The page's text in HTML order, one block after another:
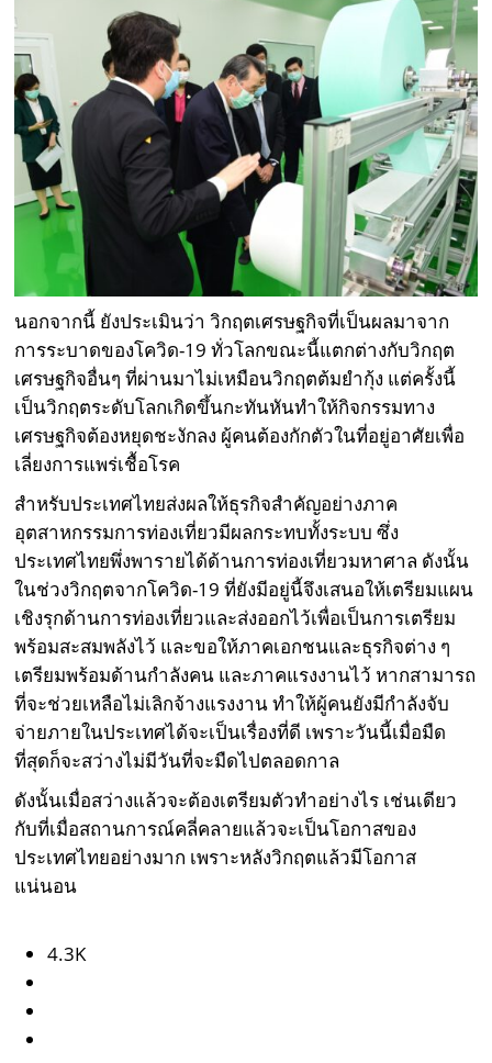
นอกจากนี้ ยังประเมินว่า วิกฤตเศรษฐกิจที่เป็นผลมาจาก
การระบาดของโควิด-19 ทั่วโลกขณะนี้แตกต่างกับวิกฤต
เศรษฐกิจอื่นๆ ที่ผ่านมาไม่เหมือนวิกฤตต้มยำกุ้ง แต่ครั้งนี้
เป็นวิกฤตระดับโลกเกิดขึ้นกะทันหันทำให้กิจกรรมทาง
เศรษฐกิจต้องหยุดชะงักลง ผู้คนต้องกักตัวในที่อยู่อาศัยเพื่อ
เลี่ยงการแพร่เชื้อโรค
สำหรับประเทศไทยส่งผลให้ธุรกิจสำคัญอย่างภาค
อุตสาหกรรมการท่องเที่ยวมีผลกระทบทั้งระบบ ซึ่ง
ประเทศไทยพึ่งพารายได้ด้านการท่องเที่ยวมหาศาล ดังนั้น
ในช่วงวิกฤตจากโควิด-19 ที่ยังมีอยู่นี้จึงเสนอให้เตรียมแผน
เชิงรุกด้านการท่องเที่ยวและส่งออกไว้เพื่อเป็นการเตรียม
พร้อมสะสมพลังไว้ และขอให้ภาคเอกชนและธุรกิจต่าง ๆ
เตรียมพร้อมด้านกำลังคน และภาคแรงงานไว้ หากสามารถ
ที่จะช่วยเหลือไม่เลิกจ้างแรงงาน ทำให้ผู้คนยังมีกำลังจับ
จ่ายภายในประเทศได้จะเป็นเรื่องที่ดี เพราะวันนี้เมื่อมืด
ที่สุดก็จะสว่างไม่มีวันที่จะมืดไปตลอดกาล
ดังนั้นเมื่อสว่างแล้วจะต้องเตรียมตัวทำอย่างไร เช่นเดียว
กับที่เมื่อสถานการณ์คลี่คลายแล้วจะเป็นโอกาสของ
ประเทศไทยอย่างมาก เพราะหลังวิกฤตแล้วมีโอกาส
แน่นอน
4.3K